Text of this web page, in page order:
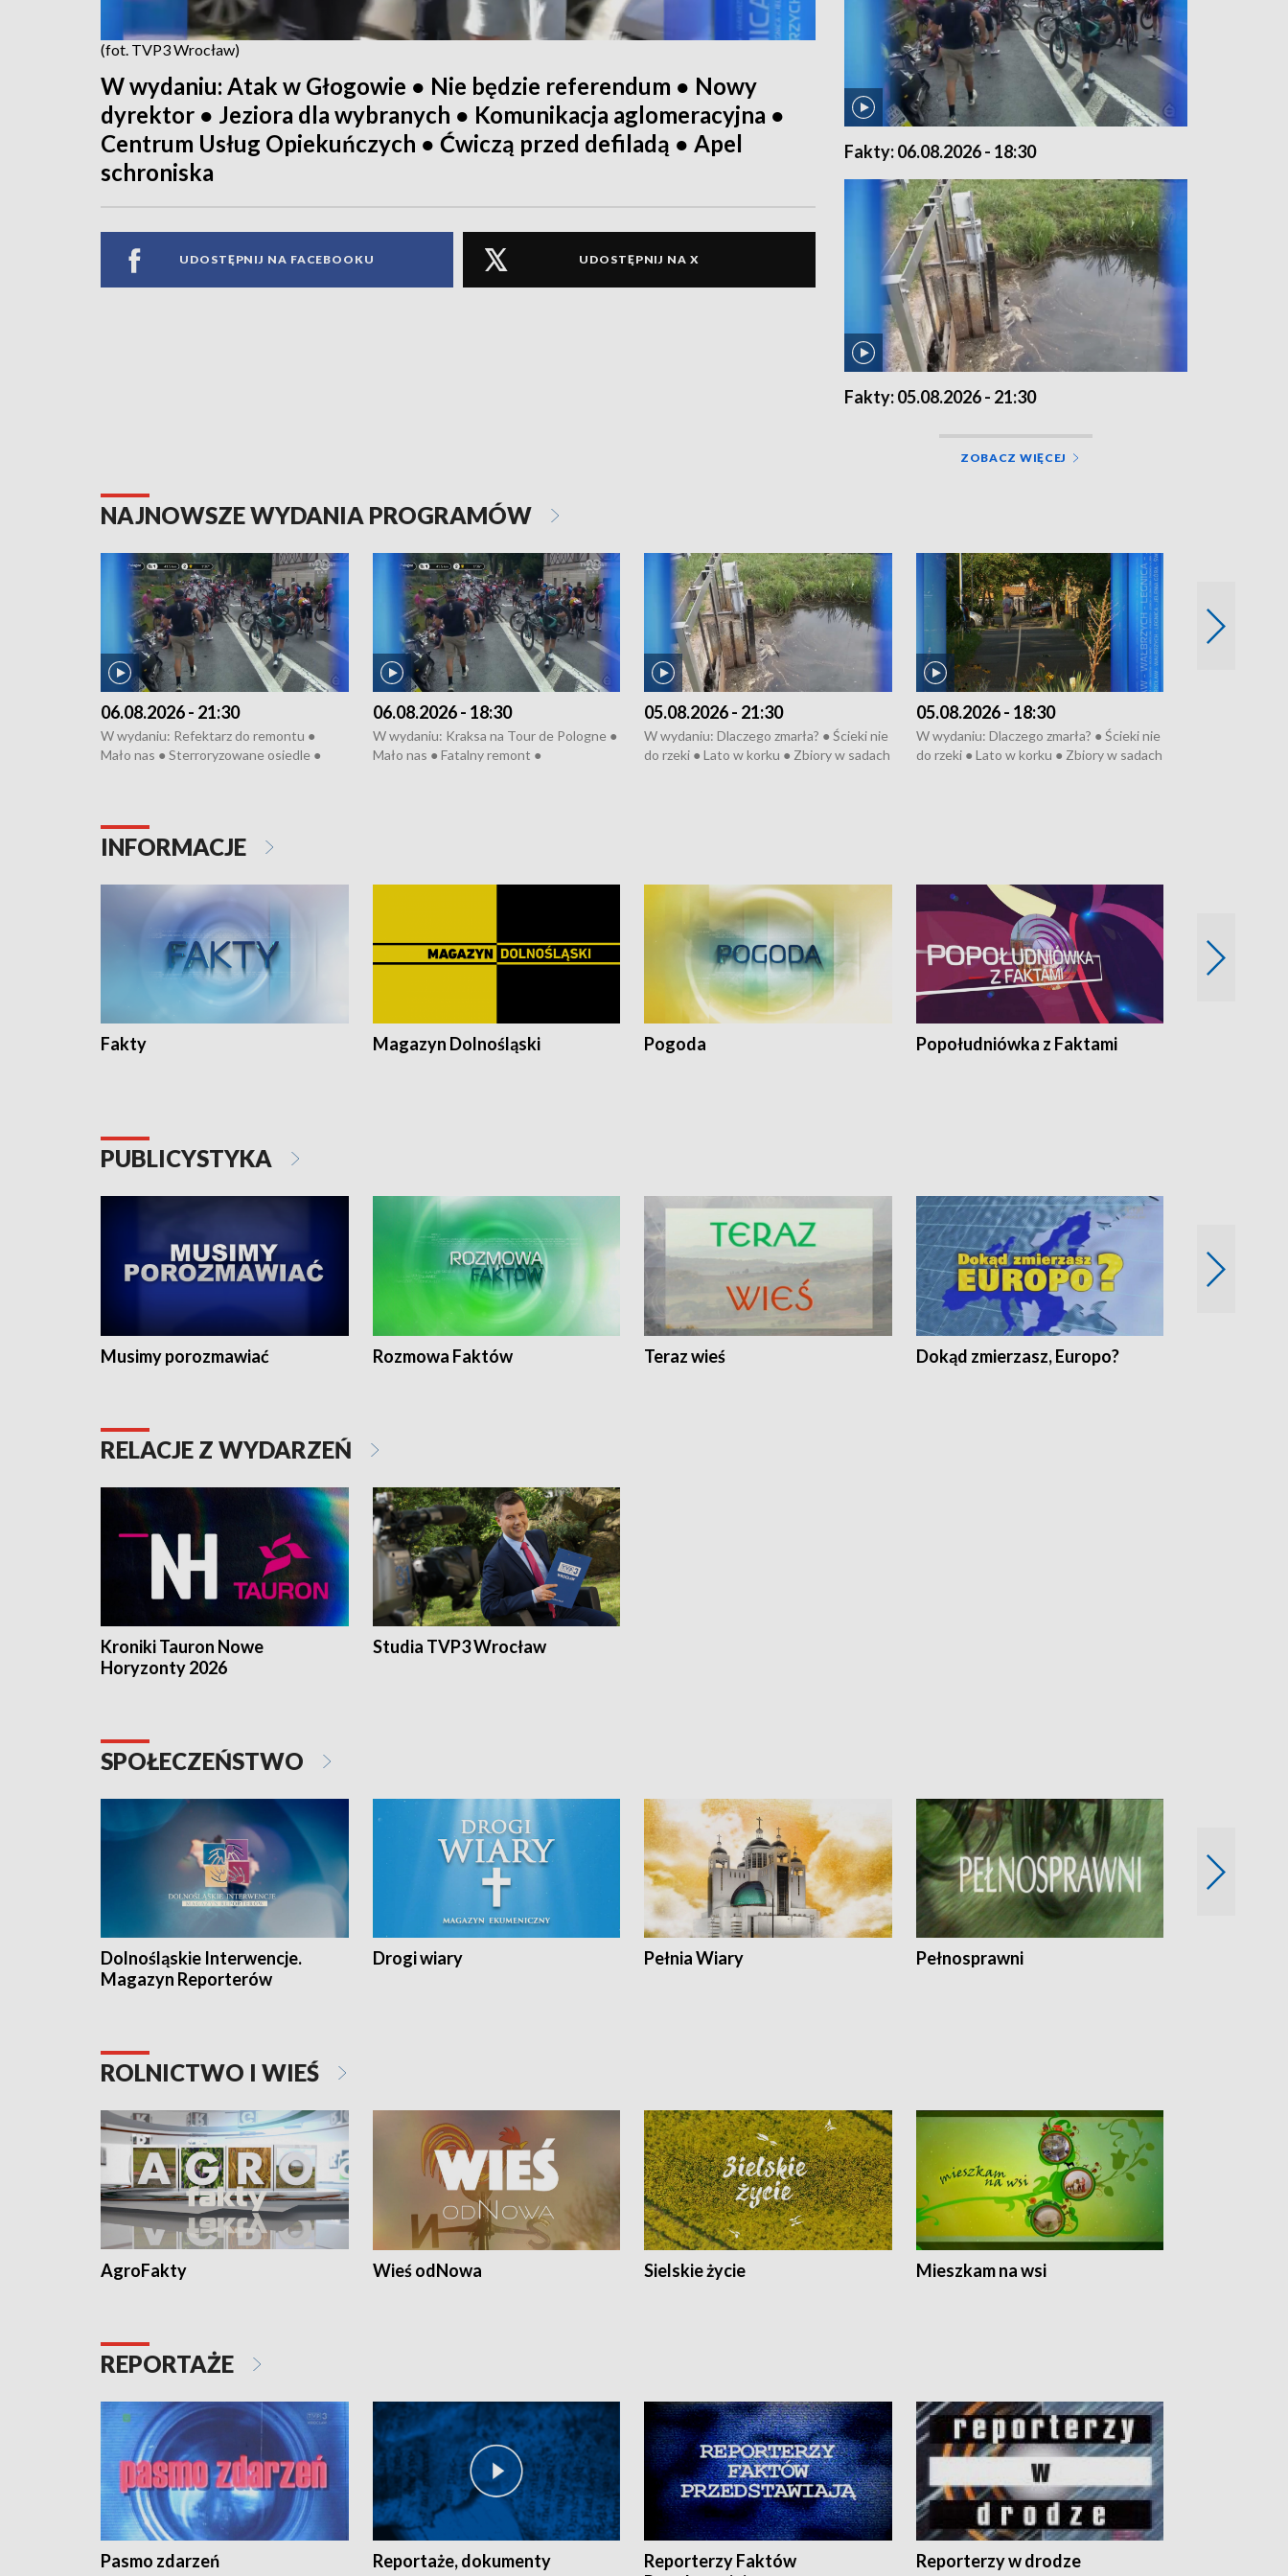
(fot. TVP3 Wrocław)
W wydaniu: Atak w Głogowie ● Nie będzie referendum ● Nowy
dyrektor ● Jeziora dla wybranych ● Komunikacja aglomeracyjna ●
Centrum Usług Opiekuńczych ● Ćwiczą przed defiladą ● Apel
schroniska
UDOSTĘPNIJ NA FACEBOOKU UDOSTĘPNIJ NA X
Fakty: 06.08.2026 - 18:30
Fakty: 05.08.2026 - 21:30
ZOBACZ WIĘCEJ
NAJNOWSZE WYDANIA PROGRAMÓW
06.08.2026 - 21:30
W wydaniu: Refektarz do remontu ●
Mało nas ● Sterroryzowane osiedle ●
Pologne
06.08.2026 - 18:30
W wydaniu: Kraksa na Tour de Pologne ●
Mało nas ● Fatalny remont ●
05.08.2026 - 21:30
W wydaniu: Dlaczego zmarła? ● Ścieki nie
do rzeki ● Lato w korku ● Zbiory w sadach
05.08.2026 - 18:30
W wydaniu: Dlaczego zmarła? ● Ścieki nie
do rzeki ● Lato w korku ● Zbiory w sadach
INFORMACJE
Fakty Magazyn Dolnośląski Pogoda Popołudniówka z Faktami
PUBLICYSTYKA
Musimy porozmawiać Rozmowa Faktów Teraz wieś Dokąd zmierzasz, Europo?
RELACJE Z WYDARZEŃ
Kroniki Tauron Nowe
Horyzonty 2026
Studia TVP3 Wrocław
SPOŁECZEŃSTWO
Dolnośląskie Interwencje.
Magazyn Reporterów
Drogi wiary Pełnia Wiary Pełnosprawni
ROLNICTWO I WIEŚ
AgroFakty Wieś odNowa Sielskie życie Mieszkam na wsi
REPORTAŻE
Pasmo zdarzeń Reportaże, dokumenty
Reporterzy Faktów
Reporterzy w drodze